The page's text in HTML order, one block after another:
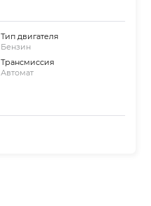
Тип двигателя
Бензин
Трансмиссия
Автомат